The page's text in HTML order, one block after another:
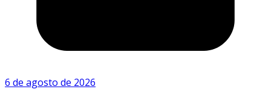
6 de agosto de 2026